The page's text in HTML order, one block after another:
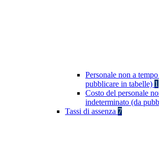
Personale non a
pubblicare in tabelle) 1
Costo del personale
indeterminato (da
Tassi di assenza 7